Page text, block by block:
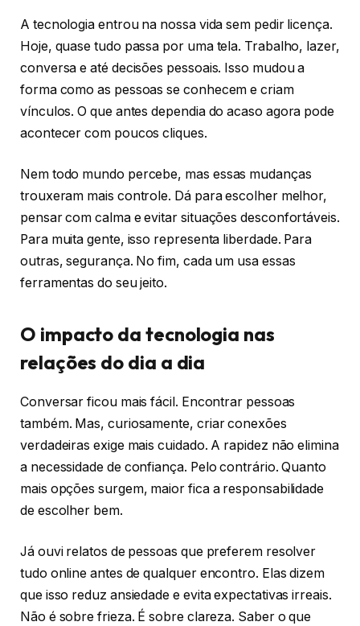
A tecnologia entrou na nossa vida sem pedir licença.
Hoje, quase tudo passa por uma tela. Trabalho, lazer,
conversa e até decisões pessoais. Isso mudou a
forma como as pessoas se conhecem e criam
vínculos. O que antes dependia do acaso agora pode
acontecer com poucos cliques.
Nem todo mundo percebe, mas essas mudanças
trouxeram mais controle. Dá para escolher melhor,
pensar com calma e evitar situações desconfortáveis.
Para muita gente, isso representa liberdade. Para
outras, segurança. No fim, cada um usa essas
ferramentas do seu jeito.
O impacto da tecnologia nas
relações do dia a dia
Conversar ficou mais fácil. Encontrar pessoas
também. Mas, curiosamente, criar conexões
verdadeiras exige mais cuidado. A rapidez não elimina
a necessidade de confiança. Pelo contrário. Quanto
mais opções surgem, maior fica a responsabilidade
de escolher bem.
Já ouvi relatos de pessoas que preferem resolver
tudo online antes de qualquer encontro. Elas dizem
que isso reduz ansiedade e evita expectativas irreais.
Não é sobre frieza. É sobre clareza. Saber o que